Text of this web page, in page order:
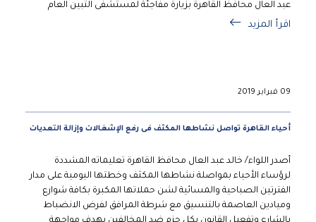
عبد العال محافظ القاهرة بزيارة مفاجئة لمستشفى التبين العام
اقرأ المزيد
09 فبراير 2019
أحياء القاهرة تواصل نشاطها المكثف فى رفع الإشغالات وإزالة التعديات
أصدر اللواء/ خالد عبد العال محافظ القاهرة تعليماته المشددة
لرؤساء الأحياء بمواصلة نشاطها المكثف وخطتها اليومية على مدار
الفترتين الصباحية والمسائية لشن حملاتها المكبرة بكافة شوارع
وميادين العاصمة بالتنسيق مع شرطة المرافق لفرض الانضباط